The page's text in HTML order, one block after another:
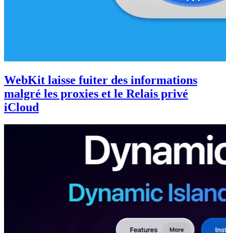
WebKit laisse fuiter des informations
malgré les proxies et le Relais privé
iCloud